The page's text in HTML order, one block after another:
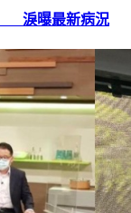
淚曝最新病況